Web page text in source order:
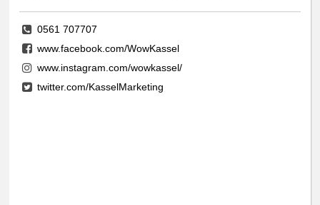
0561 707707
www.facebook.com/WowKassel
www.instagram.com/wowkassel/
twitter.com/KasselMarketing